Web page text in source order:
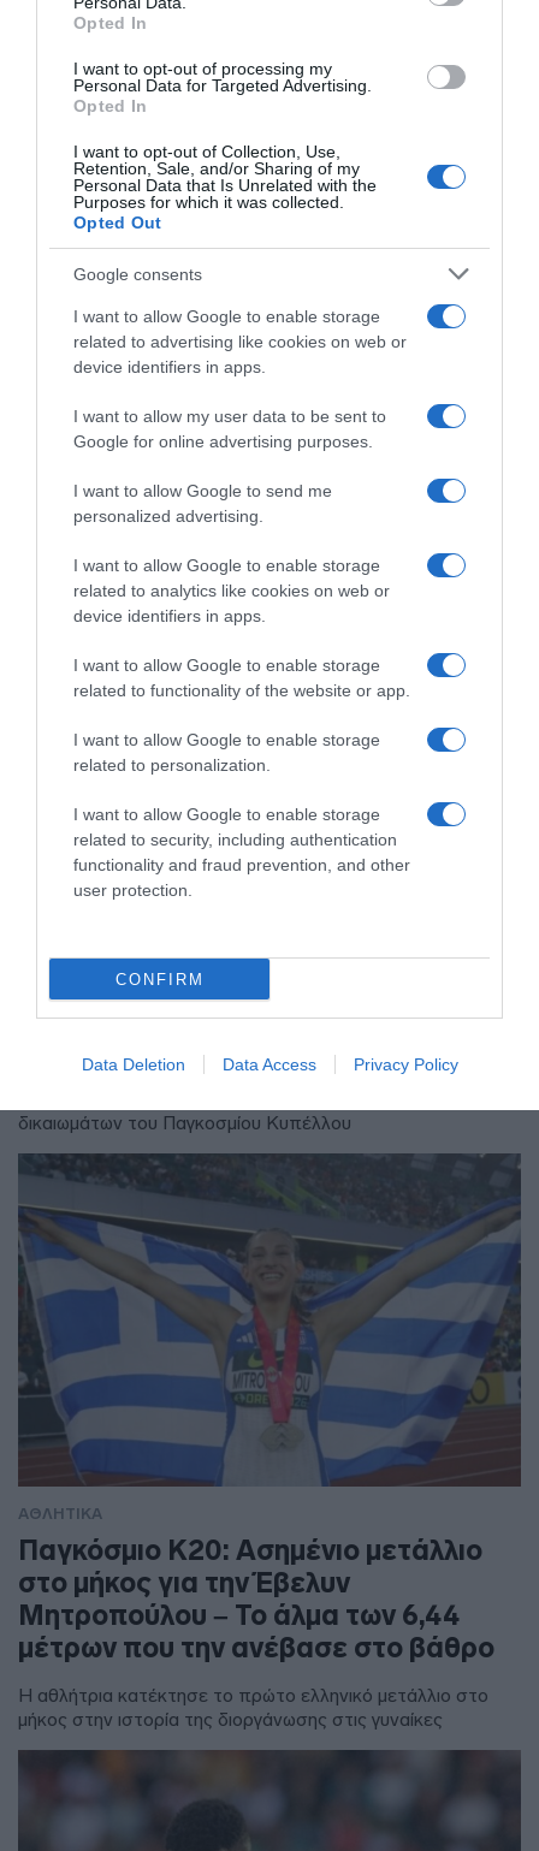
Opted In
I want to opt-out of processing my
Personal Data for Targeted Advertising.
Opted In
I want to opt-out of Collection, Use,
Retention, Sale, and/or Sharing of my
Personal Data that Is Unrelated with the
Purposes for which it was collected.
Opted Out
Google consents
I want to allow Google to enable storage
related to advertising like cookies on web or
device identifiers in apps.
I want to allow my user data to be sent to
Google for online advertising purposes.
I want to allow Google to send me
personalized advertising.
I want to allow Google to enable storage
related to analytics like cookies on web or
device identifiers in apps.
I want to allow Google to enable storage
related to functionality of the website or app.
I want to allow Google to enable storage
related to personalization.
I want to allow Google to enable storage
related to security, including authentication
functionality and fraud prevention, and other
user protection.
CONFIRM
Data Deletion Data Access Privacy Policy
ΑΘΛΗΤΙΚΑ
Μεξικό και Αργεντινή στηρίζουν τον
Ινφαντίνο, ενώ συνεχίζεται η κρίση
στη FIFA
Αντιμετωπίζει έντονες αντιδράσεις για την -πλέον
δικαιωμάτων του Παγκοσμίου Κυπέλλου
ΑΘΛΗΤΙΚΑ
Παγκόσμιο Κ20: Ασημένιο μετάλλιο
στο μήκος για την Έβελυν
Μητροπούλου – Το άλμα των 6,44
μέτρων που την ανέβασε στο βάθρο
Η αθλήτρια κατέκτησε το πρώτο ελληνικό μετάλλιο στο
μήκος στην ιστορία της διοργάνωσης στις γυναίκες